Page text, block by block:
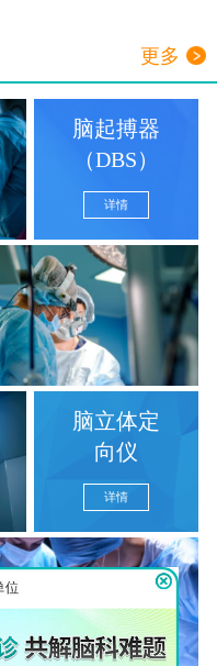
更多
脑起搏器
（DBS）
详情
脑立体定
向仪
详情